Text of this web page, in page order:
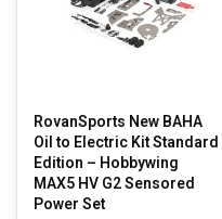
RovanSports New BAHA
Oil to Electric Kit Standard
Edition – Hobbywing
MAX5 HV G2 Sensored
Power Set